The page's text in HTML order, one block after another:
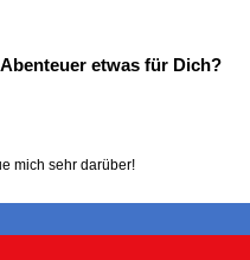
etwas für Dich?
mich sehr darüber!